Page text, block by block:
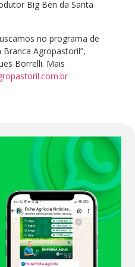
Big Ben da Santa
no programa de
Agropastoril”,
Borrelli. Mais